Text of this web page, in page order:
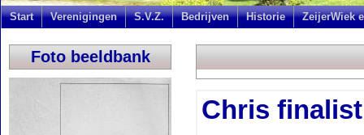
Start Verenigingen S.V.Z. Bedrijven Historie ZeijerWiek
Foto beeldbank
Chris